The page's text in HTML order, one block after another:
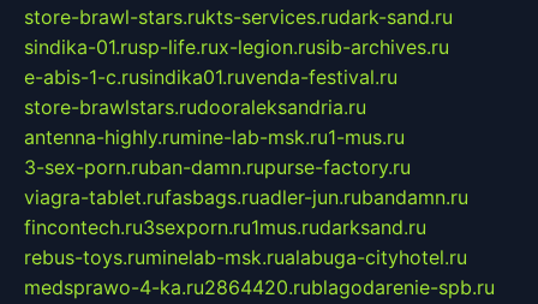
store-brawl-stars.rukts-services.rudark-sand.ru
sindika-01.rusp-life.rux-legion.rusib-archives.ru
e-abis-1-c.rusindika01.ruvenda-festival.ru
store-brawlstars.rudooraleksandria.ru
antenna-highly.rumine-lab-msk.ru1-mus.ru
3-sex-porn.ruban-damn.rupurse-factory.ru
viagra-tablet.rufasbags.ruadler-jun.rubandamn.ru
fincontech.ru3sexporn.ru1mus.rudarksand.ru
rebus-toys.ruminelab-msk.rualabuga-cityhotel.ru
medsprawo-4-ka.ru2864420.rublagodarenie-spb.ru